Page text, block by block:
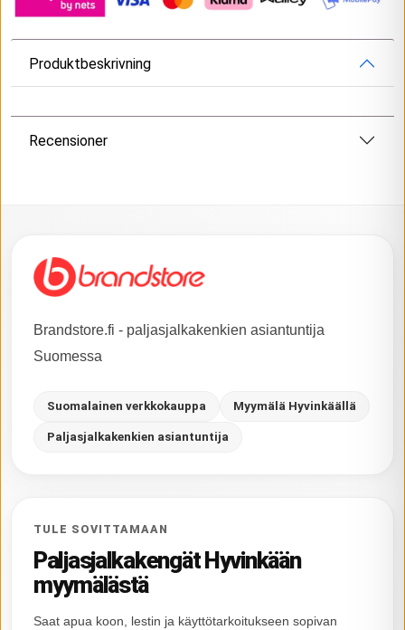
Produktbeskrivning
Recensioner
Brandstore.fi - paljasjalkakenkien asiantuntija
Suomessa
Suomalainen verkkokauppa Myymälä Hyvinkäällä
Paljasjalkakenkien asiantuntija
TULE SOVITTAMAAN
Paljasjalkakengät Hyvinkään
myymälästä
Saat apua koon, lestin ja käyttötarkoitukseen sopivan